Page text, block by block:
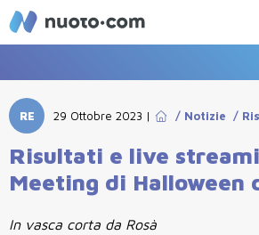
RE 29 Ottobre 2023 | / Notizie /
Risultati e live
Meeting di Halloween
In vasca corta da Rosà